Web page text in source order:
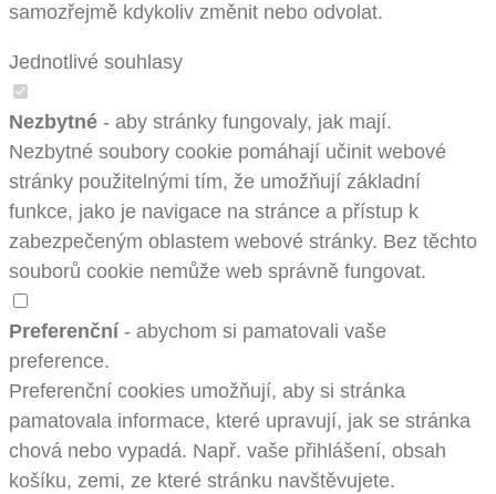
samozřejmě kdykoliv změnit nebo odvolat.
Jednotlivé souhlasy
Nezbytné - aby stránky fungovaly, jak mají.
Nezbytné soubory cookie pomáhají učinit webové
stránky použitelnými tím, že umožňují základní
funkce, jako je navigace na stránce a přístup k
zabezpečeným oblastem webové stránky. Bez těchto
souborů cookie nemůže web správně fungovat.
Preferenční - abychom si pamatovali vaše
preference.
Preferenční cookies umožňují, aby si stránka
pamatovala informace, které upravují, jak se stránka
chová nebo vypadá. Např. vaše přihlášení, obsah
košíku, zemi, ze které stránku navštěvujete.